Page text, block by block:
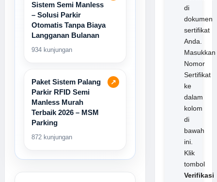
Sistem Semi Manless
– Solusi Parkir
Otomatis Tanpa Biaya
Langganan Bulanan
934 kunjungan
↗
Paket Sistem Palang
Parkir RFID Semi
Manless Murah
Terbaik 2026 – MSM
Parking
872 kunjungan
di
dokumen
sertifikat
Anda.
Masukkan
Nomor
Sertifikat
ke
dalam
kolom
di
bawah
ini.
Klik
tombol
Verifikasi